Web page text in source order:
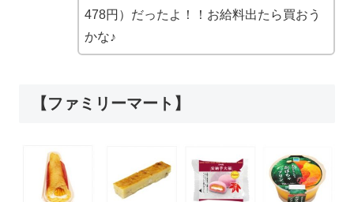
478円）だったよ！！お給料出たら買おう
かな♪
【ファミリーマート】